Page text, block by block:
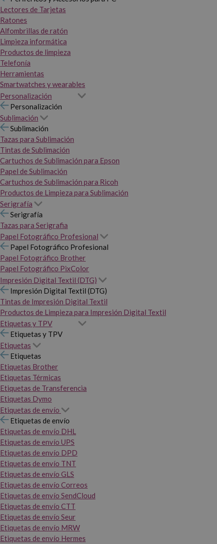
Lectores de Tarjetas
Ratones
Alfombrillas de ratón
Limpieza informática
Productos de limpieza
Telefonía
Herramientas
Smartwatches y wearables
Personalización
Personalización
Sublimación
Sublimación
Tazas para Sublimación
Tintas de Sublimación
Cartuchos de Sublimación para Epson
Papel de Sublimación
Cartuchos de Sublimación para Ricoh
Productos de Limpieza para Sublimación
Serigrafía
Serigrafía
Tazas para Serigrafia
Papel Fotográfico Profesional
Papel Fotográfico Profesional
Papel Fotográfico Brother
Papel Fotográfico PixColor
Impresión Digital Textil (DTG)
Impresión Digital Textil (DTG)
Tintas de Impresión Digital Textil
Productos de Limpieza para Impresión Digital Textil
Etiquetas y TPV
Etiquetas y TPV
Etiquetas
Etiquetas
Etiquetas Brother
Etiquetas Térmicas
Etiquetas de Transferencia
Etiquetas Dymo
Etiquetas de envío
Etiquetas de envío
Etiquetas de envío DHL
Etiquetas de envío UPS
Etiquetas de envío DPD
Etiquetas de envío TNT
Etiquetas de envío GLS
Etiquetas de envío Correos
Etiquetas de envío SendCloud
Etiquetas de envío CTT
Etiquetas de envío Seur
Etiquetas de envío MRW
Etiquetas de envío Hermes